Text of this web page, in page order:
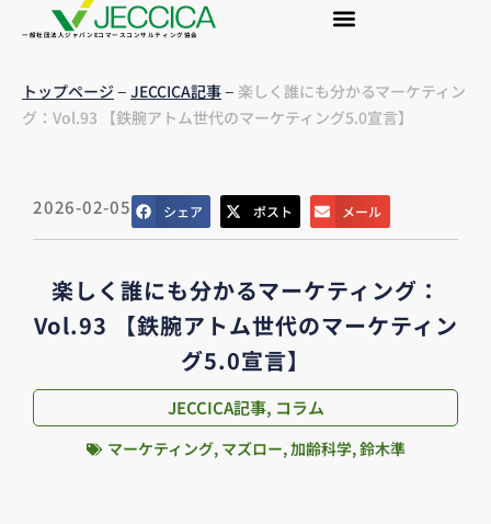
一般社団法人ジャパンEコマースコンサルティング協会
トップページ– JECCICA記事– 楽しく誰にも分かるマーケティン
グ：Vol.93 【鉄腕アトム世代のマーケティング5.0宣言】
2026-02-05 シェア ポスト メール
楽しく誰にも分かるマーケティング：
Vol.93 【鉄腕アトム世代のマーケティン
グ5.0宣言】
JECCICA記事, コラム
マーケティング, マズロー,加齢科学,鈴木準